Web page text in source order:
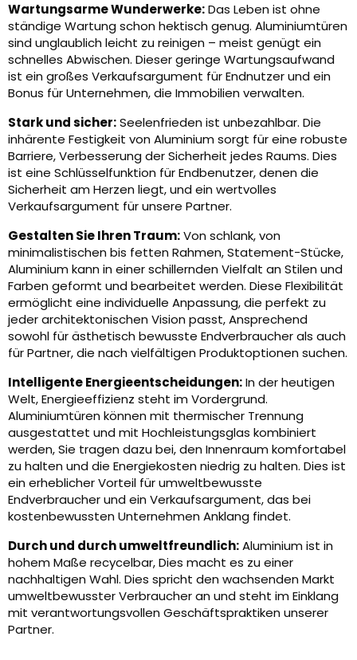
Wartungsarme Wunderwerke:Das Leben ist ohne
ständige Wartung schon hektisch genug. Aluminiumtüren
sind unglaublich leicht zu reinigen – meist genügt ein
schnelles Abwischen. Dieser geringe Wartungsaufwand
ist ein großes Verkaufsargument für Endnutzer und ein
Bonus für Unternehmen, die Immobilien verwalten.
Stark und sicher:Seelenfrieden ist unbezahlbar. Die
inhärente Festigkeit von Aluminium sorgt für eine robuste
Barriere, Verbesserung der Sicherheit jedes Raums. Dies
ist eine Schlüsselfunktion für Endbenutzer, denen die
Sicherheit am Herzen liegt, und ein wertvolles
Verkaufsargument für unsere Partner.
Gestalten Sie Ihren Traum:Von schlank, von
minimalistischen bis fetten Rahmen, Statement-Stücke,
Aluminium kann in einer schillernden Vielfalt an Stilen und
Farben geformt und bearbeitet werden. Diese Flexibilität
ermöglicht eine individuelle Anpassung, die perfekt zu
jeder architektonischen Vision passt, Ansprechend
sowohl für ästhetisch bewusste Endverbraucher als auch
für Partner, die nach vielfältigen Produktoptionen suchen.
Intelligente Energieentscheidungen:In der heutigen
Welt, Energieeffizienz steht im Vordergrund.
Aluminiumtüren können mit thermischer Trennung
ausgestattet und mit Hochleistungsglas kombiniert
werden, Sie tragen dazu bei, den Innenraum komfortabel
zu halten und die Energiekosten niedrig zu halten. Dies ist
ein erheblicher Vorteil für umweltbewusste
Endverbraucher und ein Verkaufsargument, das bei
kostenbewussten Unternehmen Anklang findet.
Durch und durch umweltfreundlich:Aluminium ist in
hohem Maße recycelbar, Dies macht es zu einer
nachhaltigen Wahl. Dies spricht den wachsenden Markt
umweltbewusster Verbraucher an und steht im Einklang
mit verantwortungsvollen Geschäftspraktiken unserer
Partner.